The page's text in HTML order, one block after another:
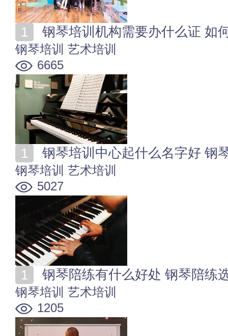
钢琴培训机构需要办什么证 如
钢琴培训 艺术培训
6665
钢琴培训中心起什么名字好 钢
钢琴培训 艺术培训
5027
钢琴陪练有什么好处 钢琴陪练
钢琴培训 艺术培训
1205